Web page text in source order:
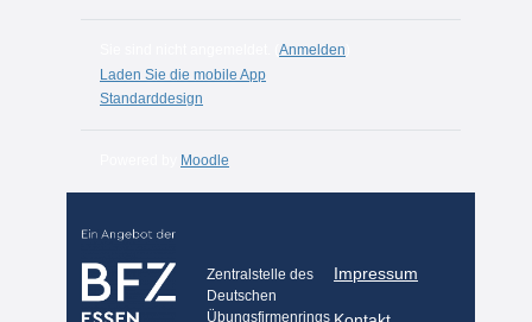
Anmelden
Laden Sie die mobile App
Standarddesign
Moodle
Zentralstelle des
Deutschen
Übungsfirmenrings
Impressum